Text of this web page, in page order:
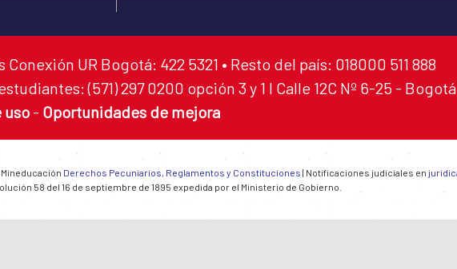
UR Bogotá: 422 5321 • Resto del país: 018000 511 888
(571) 297 0200 opción 3 y 1 I Calle 12C Nº 6-25 -
uso - Oportunidades de mejora
Derechos Pecuniarios, Reglamentos y Constituciones | Notificaciones judiciales en
58 del 16 de septiembre de 1895 expedida por el Ministerio de Gobierno.